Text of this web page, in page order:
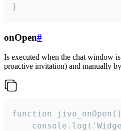
}
onOpen#
Is executed when the chat window
proactive invitation) and manually
function